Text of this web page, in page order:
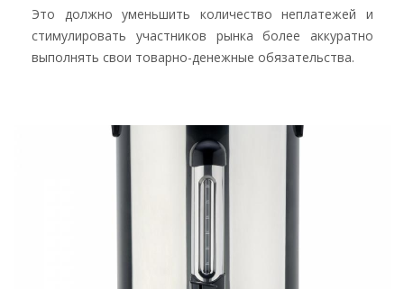
Это должно уменьшить количество неплатежей и
стимулировать участников рынка более аккуратно
выполнять свои товарно-денежные обязательства.